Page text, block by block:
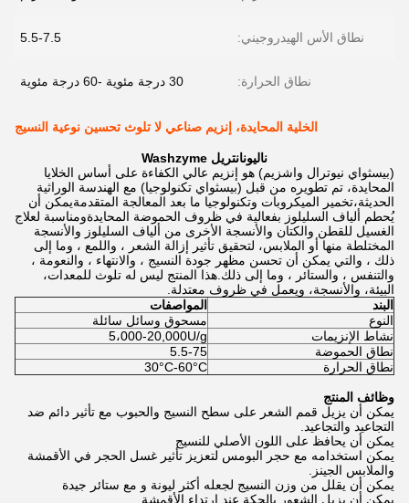
نطاق الأس الهيدروجيني: 5.5-7.5
نطاق الحرارة: 30 درجة مئوية -60 درجة مئوية
الخلية المحايدة، إنزيم صناعي لا تلوث تحسين نوعية النسيج
ناليونانتريل Washzyme
(بيسثواي نيوترال واشزيم) هو إنزيم عالي الكفاءة على أساس الخلايا
المحايدة، تم تطويره من قبل (بيسثواي تكنولوجيا) مع الهندسة الوراثية
الحديثة،تخمير الميكروبات وتكنولوجيا ما بعد المعالجة المتقدمةيمكن أن
يُحطم ألياف السليلوز بفعالية في ظروف الحموضة المحايدةومناسبة لعلاج
الغسيل للقطن والكتان والأنسجة الأخرى من ألياف السليلوز والأنسجة
المختلطة منها أو الملابس، لتحقيق تأثير إزالة الشعر ، واللمع ، وما إلى
ذلك ، والتي يمكن أن تحسن مظهر جودة النسيج ، والانتهاء ، والنعومة ،
والتنفس ، والستائر ، وما إلى ذلك.هذا المنتج ليس له تلوث للمعدات،
البيئة، والأنسجة، ويعمل في ظروف معتدلة.
البند
المواصفات
النوع
مسحوق وسائل سائلة
نشاط الإنزيمات
5،000-20,000U/g
نطاق الحموضة
5.5-75
نطاق الحرارة
30°C-60°C
وظائف المنتج
يمكن أن يزيل قمم الشعر على سطح النسيج والحبوب مع تأثير دائم ضد
التجاعيد والتجاعيد.
يمكن أن يحافظ على اللون الأصلي للنسيج
يمكن استخدامه مع حجر البومس لتعزيز تأثير غسل الحجر في الأقمشة
والملابس الجينز.
يمكن أن يقلل من وزن النسيج لجعله أكثر ليونة و مع ستائر جيدة
يمكن أن يزيل الشعور بالحكة عند ارتداء الأقمشة